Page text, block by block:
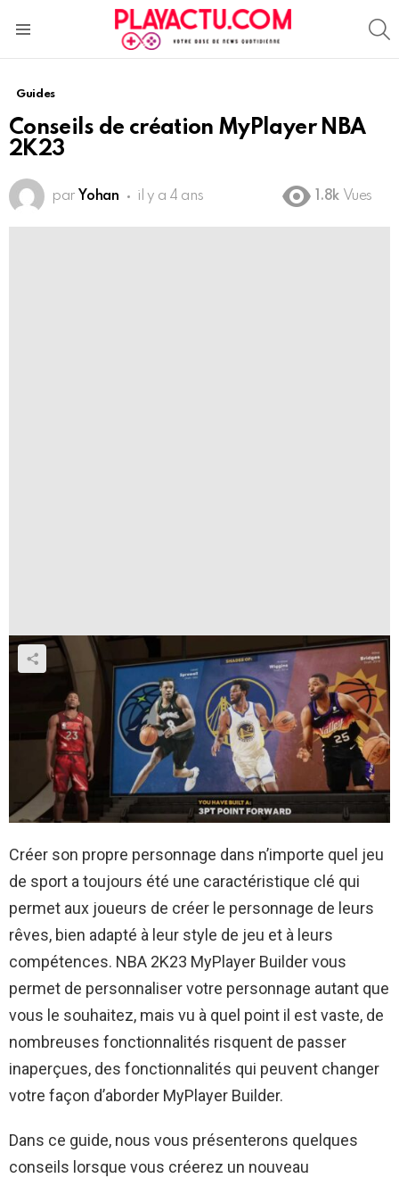
Guides
Conseils de création MyPlayer NBA
2K23
par Yohan il y a 4 ans 1.8k Vues
Créer son propre personnage dans n’importe quel jeu
de sport a toujours été une caractéristique clé qui
permet aux joueurs de créer le personnage de leurs
rêves, bien adapté à leur style de jeu et à leurs
compétences. NBA 2K23 MyPlayer Builder vous
permet de personnaliser votre personnage autant que
vous le souhaitez, mais vu à quel point il est vaste, de
nombreuses fonctionnalités risquent de passer
inaperçues, des fonctionnalités qui peuvent changer
votre façon d’aborder MyPlayer Builder.
Dans ce guide, nous vous présenterons quelques
conseils lorsque vous créerez un nouveau